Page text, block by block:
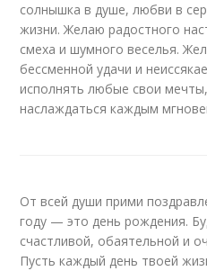
солнышка в душе, любви в
жизни. Желаю радостного
смеха и шумного веселья.
бессменной удачи и
исполнять любые свои
наслаждаться каждым
От всей души прими
году — это день рождения.
счастливой, обаятельной и
Пусть каждый день твоей